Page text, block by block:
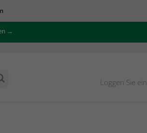
→
Loggen Sie ein